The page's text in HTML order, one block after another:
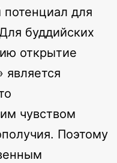
для
буддийских
открытие
чувством
Поэтому